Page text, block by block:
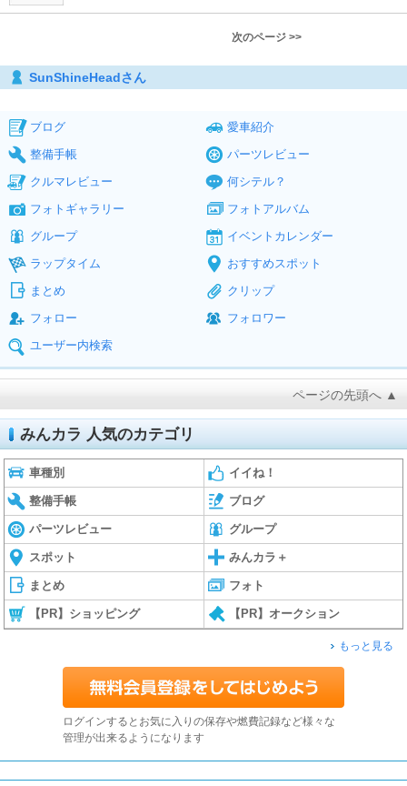
次のページ >>
SunShineHeadさん
ブログ
愛車紹介
整備手帳
パーツレビュー
クルマレビュー
何シテル？
フォトギャラリー
フォトアルバム
グループ
イベントカレンダー
ラップタイム
おすすめスポット
まとめ
クリップ
フォロー
フォロワー
ユーザー内検索
ページの先頭へ ▲
みんカラ 人気のカテゴリ
車種別 イイね！
整備手帳 ブログ
パーツレビュー グループ
スポット みんカラ＋
まとめ フォト
【PR】ショッピング 【PR】オークション
もっと見る
ログインするとお気に入りの保存や燃費記録など様々な
管理が出来るようになります